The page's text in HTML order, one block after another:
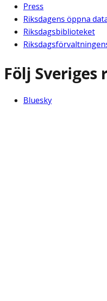
Press
Riksdagens öppna
Riksdagsbiblioteket
Följ Sveriges
Bluesky